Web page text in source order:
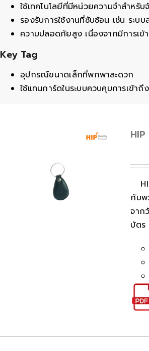
ใช้เทคโนโลยีที่มีหน่วยความจำสำหรั
รองรับการใช้งานที่ซับซ้อน เช่น ระบ
ความปลอดภัยสูง เนื่องจากมีการเข้
Key Tag
อุปกรณ์ขนาดเล็กที่พกพาสะดวก
ใช้แทนการ์ดในระบบควบคุมการเข้า
กับพ
จาก
บัตร